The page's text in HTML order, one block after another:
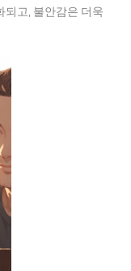
되고, 불안감은 더욱